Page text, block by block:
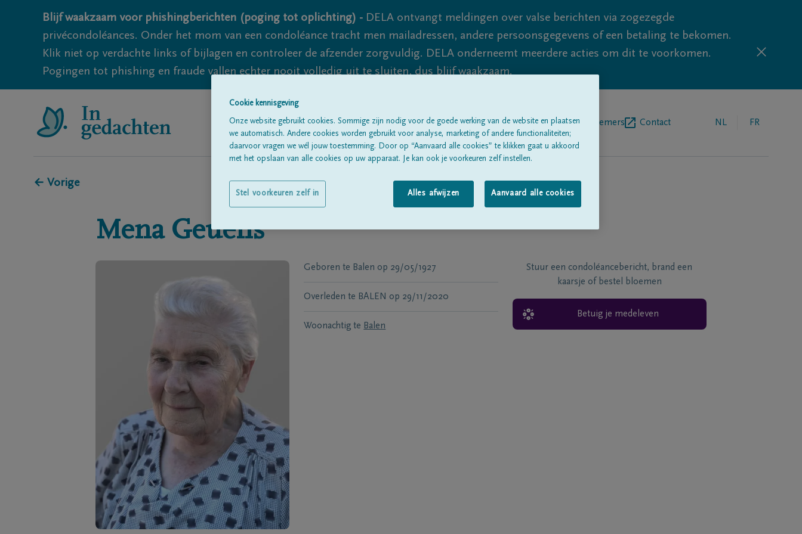
Blijf waakzaam voor phishingberichten (poging tot oplichting) - DELA ontvangt meldingen over valse berichten via zogezegde
privécondoléances. Onder het mom van een condoléance tracht men mailadressen, andere persoonsgegevens of een betaling te bekomen.
Klik niet op verdachte links of bijlagen en controleer de afzender zorgvuldig. DELA onderneemt meerdere acties om dit te voorkomen.
Pogingen tot phishing en fraude vallen echter nooit volledig uit te sluiten, dus blijf waakzaam.
Alle rouwberichtenOver onsBegrafenisondernemers Contact NL FR
← Vorige
Mena Geuens
Geboren te Balen op 29/05/1927
Overleden te BALEN op 29/11/2020
Woonachtig te Balen
Stuur een condoléancebericht, brand een
kaarsje of bestel bloemen
Betuig je medeleven
Cookie kennisgeving
Onze website gebruikt cookies. Sommige zijn nodig voor de goede werking van de website en plaatsen
we automatisch. Andere cookies worden gebruikt voor analyse, marketing of andere functionaliteiten;
daarvoor vragen we wél jouw toestemming. Door op “Aanvaard alle cookies” te klikken gaat u akkoord
met het opslaan van alle cookies op uw apparaat. Je kan ook je voorkeuren zelf instellen.
Alles afwijzen Aanvaard alle cookies
Stel voorkeuren zelf in